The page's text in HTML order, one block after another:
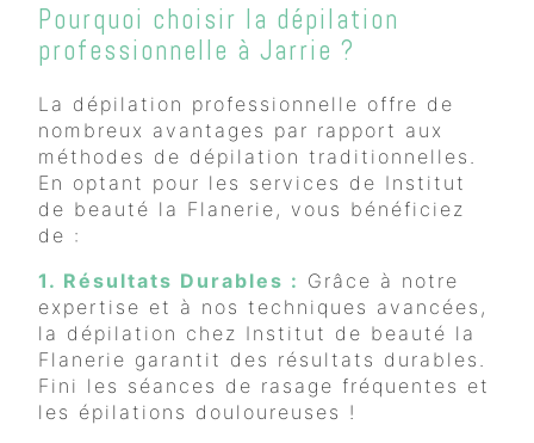
Pourquoi choisir la dépilation
professionnelle à Jarrie ?
La dépilation professionnelle offre de
nombreux avantages par rapport aux
méthodes de dépilation traditionnelles.
En optant pour les services de Institut
de beauté la Flanerie, vous bénéficiez
de :
1. Résultats Durables : Grâce à notre
expertise et à nos techniques avancées,
la dépilation chez Institut de beauté la
Flanerie garantit des résultats durables.
Fini les séances de rasage fréquentes et
les épilations douloureuses !